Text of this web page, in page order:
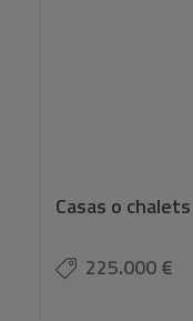
Casas o
225.000 €